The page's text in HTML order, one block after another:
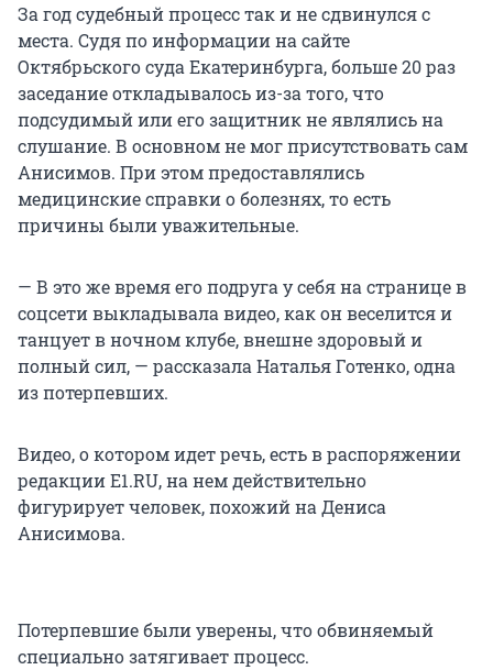
За год судебный процесс так и не сдвинулся с
места. Судя по информации на сайте
Октябрьского суда Екатеринбурга, больше 20 раз
заседание откладывалось из-за того, что
подсудимый или его защитник не являлись на
слушание. В основном не мог присутствовать сам
Анисимов. При этом предоставлялись
медицинские справки о болезнях, то есть
причины были уважительные.
— В это же время его подруга у себя на странице в
соцсети выкладывала видео, как он веселится и
танцует в ночном клубе, внешне здоровый и
полный сил, — рассказала Наталья Готенко, одна
из потерпевших.
Видео, о котором идет речь, есть в распоряжении
редакции Е1.RU, на нем действительно
фигурирует человек, похожий на Дениса
Анисимова.
Потерпевшие были уверены, что обвиняемый
специально затягивает процесс.